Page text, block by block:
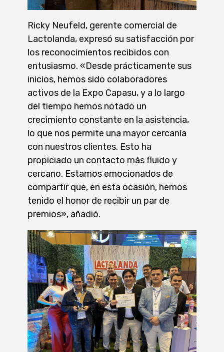
Ricky Neufeld, gerente comercial de
Lactolanda, expresó su satisfacción por
los reconocimientos recibidos con
entusiasmo. «Desde prácticamente sus
inicios, hemos sido colaboradores
activos de la Expo Capasu, y a lo largo
del tiempo hemos notado un
crecimiento constante en la asistencia,
lo que nos permite una mayor cercanía
con nuestros clientes. Esto ha
propiciado un contacto más fluido y
cercano. Estamos emocionados de
compartir que, en esta ocasión, hemos
tenido el honor de recibir un par de
premios», añadió.